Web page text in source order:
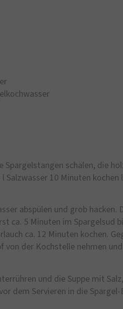
Spargelstangen schälen, die
Salzwasser 10 Minuten kochen
abspülen und grob hacken.
ca. 5 Minuten im Spargelsud
ca. 12 Minuten kochen.
von der Kochstelle nehmen
und die Suppe mit
dem Servieren in die